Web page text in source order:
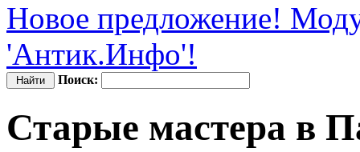
Новое предложение!
'Антик.Инфо'!
Поиск:
Старые мастера в